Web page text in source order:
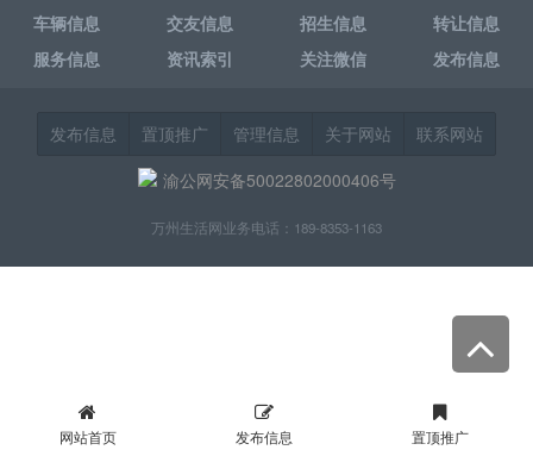
车辆信息
交友信息 招生信息
转让信息
服务信息
资讯索引 关注微信 发布信息
发布信息 置顶推广 管理信息 关于网站
联系网站
渝公网安备50022802000406号
万州生活网业务电话：189-8353-1163
网站首页 发布信息 置顶推广